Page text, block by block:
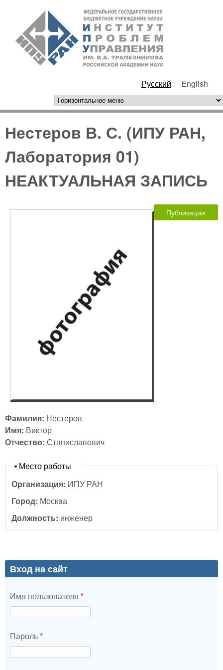
Перейти к основному
содержанию
РАН
Русский English
горизонтальное меню
Нестеров В. С. (ИПУ РАН,
Лаборатория 01)
НЕАКТУАЛЬНАЯ ЗАПИСЬ
Публикации
Фамилия: Нестеров
Имя: Виктор
Отчество: Станиславович
Скрыть
Место работы
Организация: ИПУ РАН
Город: Москва
Должность: инженер
Вход на сайт
Имя пользователя *
Пароль*